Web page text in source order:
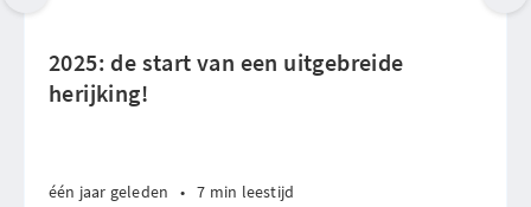
2025: de start van een uitgebreide
herijking!
één jaar geleden • 7 min leestijd